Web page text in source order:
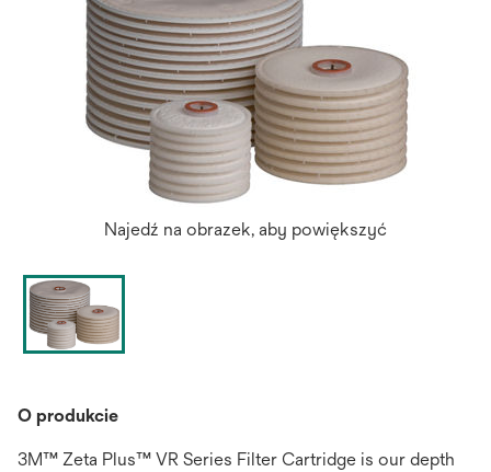
Najedź na obrazek, aby powiększyć
O produkcie
3M™ Zeta Plus™ VR Series Filter Cartridge is our depth